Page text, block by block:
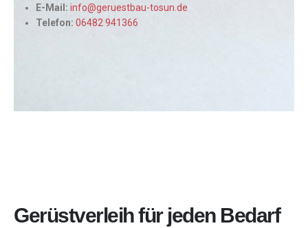
E-Mail: info@geruestbau-tosun.de
Telefon: 06482 941366
Gerüstverleih für jeden Bedarf